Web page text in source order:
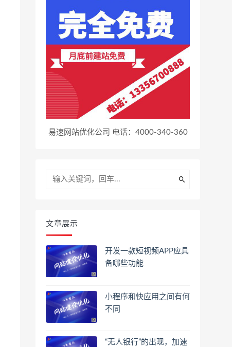
易速网站优化公司 电话：4000-340-360
文章展示
开发一款短视频APP应具
备哪些功能
小程序和快应用之间有何
不同
“无人银行”的出现，加速